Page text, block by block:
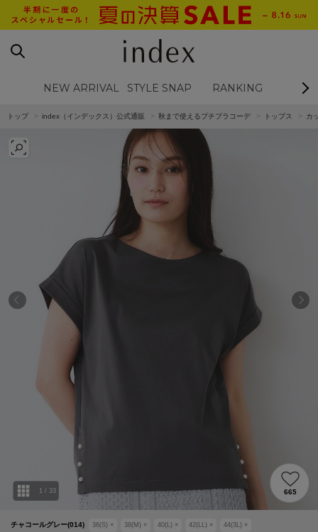
NEW ARRIVAL STYLE SNAP RANKING
トップ index（インデックス）公式通販 秋まで使えるプチプラコーデ トップス カ
チャコールグレー(014) 36(S) × 38(M) × 40(L) × 42(LL) × 44(3L) ×
1 / 33 665